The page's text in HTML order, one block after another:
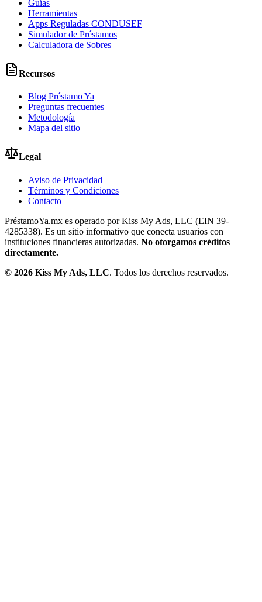
Guías
Herramientas
Apps Reguladas CONDUSEF
Simulador de Préstamos
Calculadora de Sobres
Recursos
Blog Préstamo Ya
Preguntas frecuentes
Metodología
Mapa del sitio
Legal
Aviso de Privacidad
Términos y Condiciones
Contacto
PréstamoYa.mx es operado por Kiss My Ads, LLC (EIN 39-
4285338). Es un sitio informativo que conecta usuarios con
instituciones financieras autorizadas. No otorgamos créditos
directamente.
© 2026 Kiss My Ads, LLC. Todos los derechos reservados.